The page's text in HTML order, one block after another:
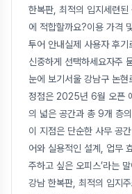
한복판, 최적의 입지세련
에 적합할까요?이용 가격
투어 안내실제 사용자 후
신중하게 선택하세요자주
눈에 보기서울 강남구 논
정점은 2025년 6월 오픈
의 넓은 공간과 총 9개 층
이 지점은 단순한 사무 공
어와 실용적인 설계, 업무
주하고 싶은 오피스’라는
강남 한복판, 최적의 입지